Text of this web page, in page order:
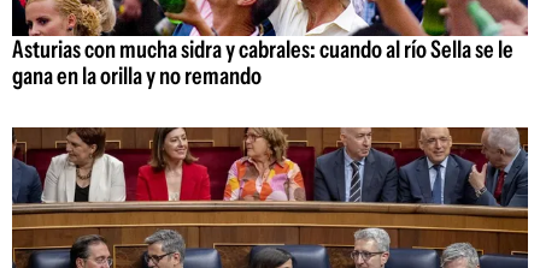
Asturias con mucha sidra y cabrales: cuando al río Sella se le
gana en la orilla y no remando